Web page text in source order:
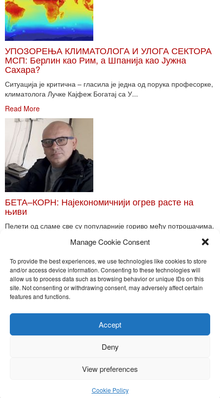
Manage Cookie Consent
To provide the best experiences, we use technologies like cookies to store
and/or access device information. Consenting to these technologies will
allow us to process data such as browsing behavior or unique IDs on this
site. Not consenting or withdrawing consent, may adversely affect certain
features and functions.
Accept
Deny
View preferences
Cookie Policy
УПОЗОРЕЊА КЛИМАТОЛОГА И УЛОГА СЕКТОРА
МСП: Берлин као Рим, а Шпанија као Јужна
Сахара?
Ситуација је критична – гласила је једна од порука професорке,
климатолога Лучке Кајфеж Богатај са У...
Read More
БЕТА–КОРН: Најекономичнији огрев расте на
њиви
Пелети од сламе све су популарније гориво међу потрошачима.
Toggle
Nira Press d.o.o.
Sadržaj ovog sajta je zakonom zaštićena intelektualna svojina
kopiranje, objavljivanje celine ili delova bilo kog proizvoda NiraPress